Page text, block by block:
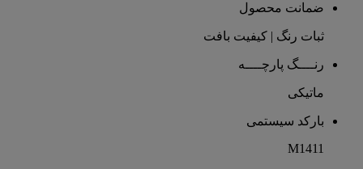
ضمانت محصول
ثبات رنگ | کیفیت بافت
رنــــگ پارچــــه
ماتیکی
بارکد سیستمی
M1411